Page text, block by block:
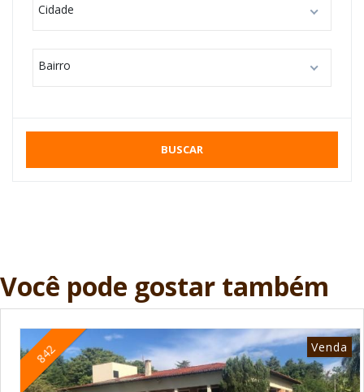
Cidade
Bairro
BUSCAR
Você pode gostar também
842 Venda